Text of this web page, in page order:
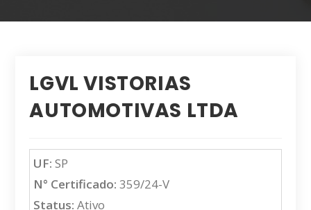
LGVL VISTORIAS
AUTOMOTIVAS LTDA
UF: SP
N° Certificado: 359/24-V
Status: Ativo